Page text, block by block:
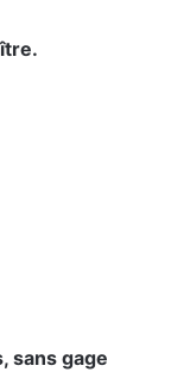
sans gage